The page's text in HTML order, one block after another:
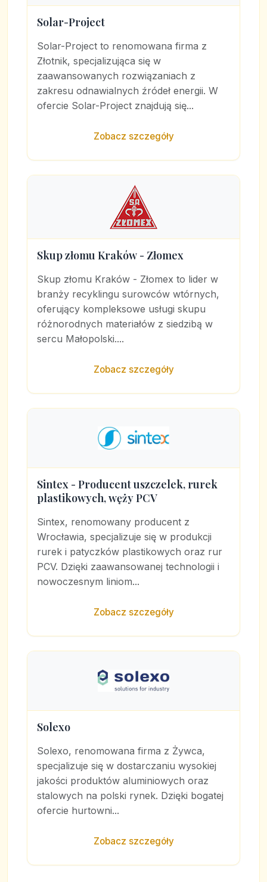
Solar-Project
Solar-Project to renomowana firma z
Złotnik, specjalizująca się w
zaawansowanych rozwiązaniach z
zakresu odnawialnych źródeł energii. W
ofercie Solar-Project znajdują się...
Zobacz szczegóły
Skup złomu Kraków - Złomex
Skup złomu Kraków - Złomex to lider w
branży recyklingu surowców wtórnych,
oferujący kompleksowe usługi skupu
różnorodnych materiałów z siedzibą w
sercu Małopolski....
Zobacz szczegóły
Sintex - Producent uszczelek, rurek
plastikowych, węży PCV
Sintex, renomowany producent z
Wrocławia, specjalizuje się w produkcji
rurek i patyczków plastikowych oraz rur
PCV. Dzięki zaawansowanej technologii i
nowoczesnym liniom...
Zobacz szczegóły
Solexo
Solexo, renomowana firma z Żywca,
specjalizuje się w dostarczaniu wysokiej
jakości produktów aluminiowych oraz
stalowych na polski rynek. Dzięki bogatej
ofercie hurtowni...
Zobacz szczegóły